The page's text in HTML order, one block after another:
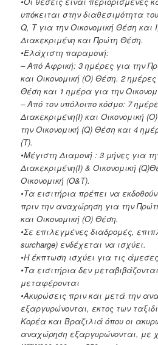
υπόκειται στην διαθεσιμότητα
Q, Τ για την Οικονομική Θέση και
Διακεκριμένη και Πρώτη Θέση.
•Ελάχιστη παραμονή:
– Από Αφρική: 3 ημέρες για την
και Οικονομική (O) Θέση. 2
Θέση και 1 ημέρα για την
– Από τον υπόλοιπο κόσμο: 7
Διακεκριμένη(I) και Οικονομική
την Οικονομική (Q) Θέση και 4
(Τ).
•Μέγιστη Διαμονή : 3 μήνες για
Διακεκριμένη(Ι) & Οικονομική
Οικονομική (Ο&Τ).
•Τα εισιτήρια πρέπει να
πριν την αναχώρηση για την
και Οικονομική (O) Θέση.
•Σε επιλεγμένες διαδρομές,
surcharge) ενδέχεται να ισχύει.
•Η έκπτωση ισχύει για τις
•Τα εισιτήρια δεν
μεταφέρονται
•Ακυρώσεις πριν και μετά την
εξαργυρώνονται, εκτος των
Κορέα και Βραζιλιά όπου οι
αναχώρηση εξαργυρώνονται, με